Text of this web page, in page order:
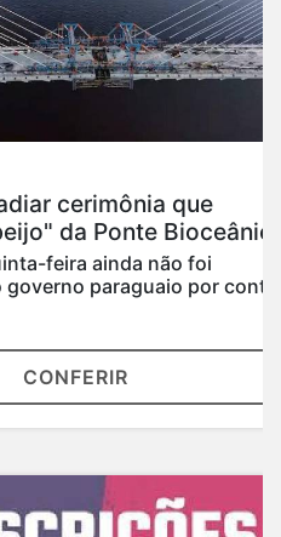
que
Ponte Bioceânica
ainda não foi
paraguaio por conta